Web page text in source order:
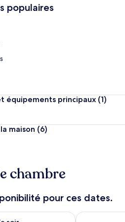
Fer et
populaires
équipements principaux (1)
maison (6)
chambre
pour ces dates.
pour ce soir août 8 - août 9
Vérifier la